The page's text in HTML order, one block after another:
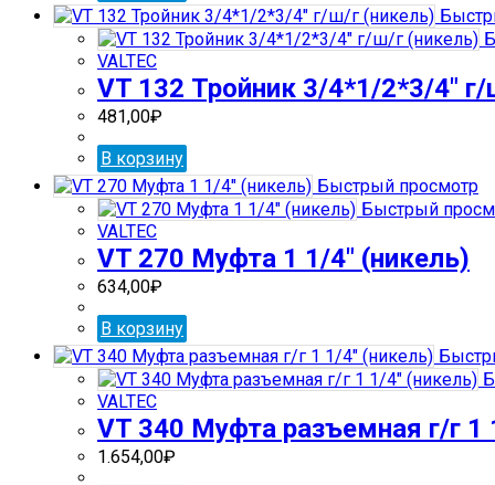
VALTEC
VT 132 Тройник 3/4*1/2*3/4″
481,00₽
В корзину
Быстрый просмотр
Быстрый
VALTEC
VT 270 Муфта 1 1/4″ (никель)
634,00₽
В корзину
VALTEC
VT 340 Муфта разъемная г/г 1
1.654,00₽